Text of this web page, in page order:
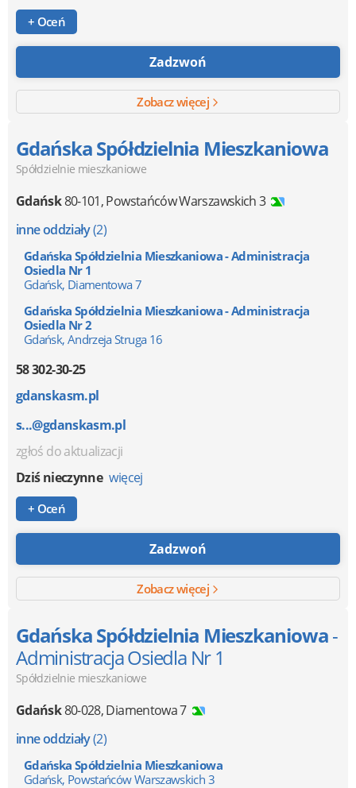
+ Oceń
Zadzwoń
Zobacz więcej
Gdańska Spółdzielnia Mieszkaniowa
Spółdzielnie mieszkaniowe
Gdańsk80-101,Powstańców Warszawskich 3
inne oddziały(2)
Gdańska Spółdzielnia Mieszkaniowa - Administracja
Osiedla Nr 1
Gdańsk, Diamentowa 7
Gdańska Spółdzielnia Mieszkaniowa - Administracja
Osiedla Nr 2
Gdańsk, Andrzeja Struga 16
58 302-30-25
gdanskasm.pl
s...@gdanskasm.pl
zgłoś do aktualizacji
Dziś nieczynne więcej
+ Oceń
Zadzwoń
Zobacz więcej
Gdańska Spółdzielnia Mieszkaniowa-
Administracja Osiedla Nr 1
Spółdzielnie mieszkaniowe
Gdańsk80-028,Diamentowa 7
inne oddziały(2)
Gdańska Spółdzielnia Mieszkaniowa
Gdańsk, Powstańców Warszawskich 3